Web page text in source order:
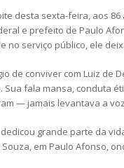
desta sexta-feira, aos
e prefeito de Paulo
no serviço público, ele
de conviver com Luiz de
Sua fala mansa, conduta
— jamais levantava a
grande parte da
Souza, em Paulo Afonso,